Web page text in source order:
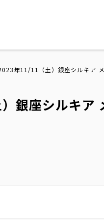
年11/11（土）銀座シルキア
銀座シルキア